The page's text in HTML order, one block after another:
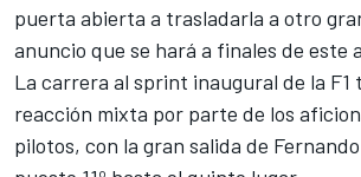
puerta abierta a trasladarla a otro
anuncio que se hará a finales de este
La carrera al sprint inaugural de la F1
reacción mixta por parte de los
pilotos, con la gran salida de